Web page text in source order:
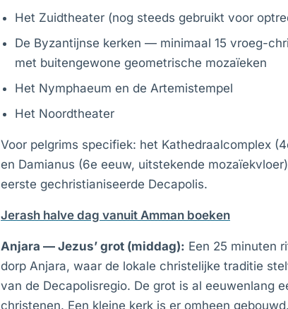
Het Zuidtheater (nog steeds gebruikt voor
De Byzantijnse kerken — minimaal 15 vroeg-
met buitengewone geometrische mozaïeken
Het Nymphaeum en de Artemistempel
Het Noordtheater
Voor pelgrims specifiek: het Kathedraalcomplex
en Damianus (6e eeuw, uitstekende
eerste gechristianiseerde Decapolis.
Jerash halve dag vanuit Amman boeken
Anjara — Jezus’ grot (middag): Een 25 minuten
dorp Anjara, waar de lokale christelijke traditie
van de Decapolisregio. De grot is al eeuwenlang
christenen. Een kleine kerk is er omheen